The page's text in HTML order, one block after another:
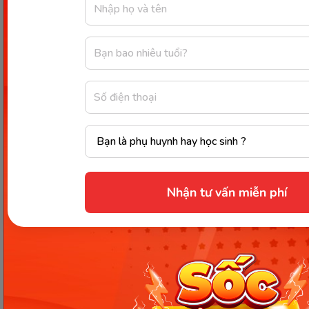
Nhận tư vấn miễn phí
Siro lựu thanh mát, giải nhiệt mùa hè (Ảnh: Sưu tầm
3+ Lưu ý cho mẹ khi ăn quả
Ba lưu ý quan trọng giúp cơ thể có thể mẹ hấp thụ
tốt các dưỡng chất từ lựu mang lại cho sức khỏe:
Thời điểm ăn lựu tốt cho sức
khỏe
Theo các chuyên gia dinh dưỡng, mẹ không vào lúc
bụng đang đói. Bởi khi ăn lựu vào lúc này hàm
lượng axit vốn có trong quả lựu sẽ làm tổn thương